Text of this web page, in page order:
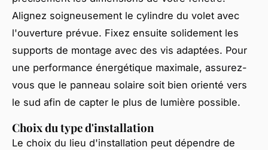
Alignez soigneusement le cylindre du volet avec
l'ouverture prévue. Fixez ensuite solidement les
supports de montage avec des vis adaptées. Pour
une performance énergétique maximale, assurez-
vous que le panneau solaire soit bien orienté vers
le sud afin de capter le plus de lumière possible.
Choix du type d'installation
Le choix du lieu d'installation peut dépendre de